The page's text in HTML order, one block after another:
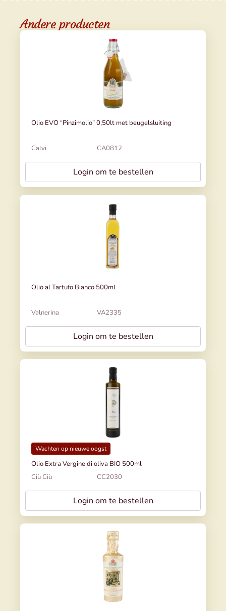
Andere producten
Olio EVO “Pinzimolio” 0,50lt met beugelsluiting
Calvi CA0812
Login om te bestellen
Olio al Tartufo Bianco 500ml
Valnerina VA2335
Login om te bestellen
Wachten op nieuwe oogst
Olio Extra Vergine di oliva BIO 500ml
Ciù Ciù
CC2030
Login om te bestellen